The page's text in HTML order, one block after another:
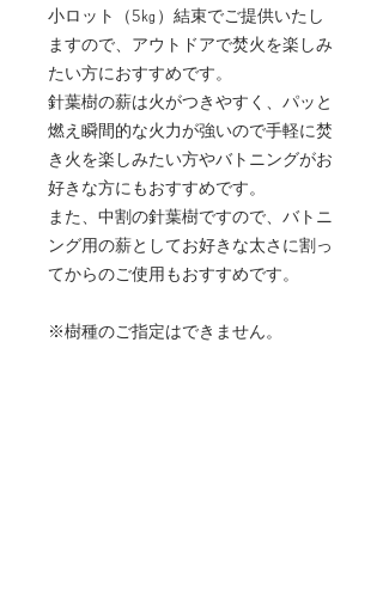
小ロット（5㎏）結束でご提供いたし
ますので、アウトドアで焚火を楽しみ
たい方におすすめです。
針葉樹の薪は火がつきやすく、パッと
燃え瞬間的な火力が強いので手軽に焚
き火を楽しみたい方やバトニングがお
好きな方にもおすすめです。
また、中割の針葉樹ですので、バトニ
ング用の薪としてお好きな太さに割っ
てからのご使用もおすすめです。
※樹種のご指定はできません。